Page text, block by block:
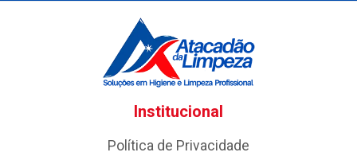
Institucional
Política de Privacidade